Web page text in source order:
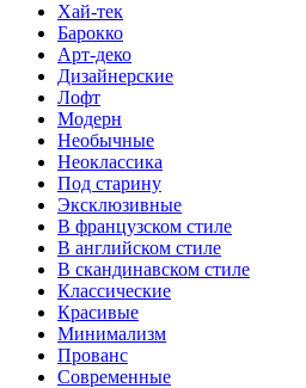
Хай-тек
Барокко
Арт-деко
Дизайнерские
Лофт
Модерн
Необычные
Неоклассика
Под старину
Эксклюзивные
В французском стиле
В английском стиле
В скандинавском стиле
Классические
Красивые
Минимализм
Прованс
Современные